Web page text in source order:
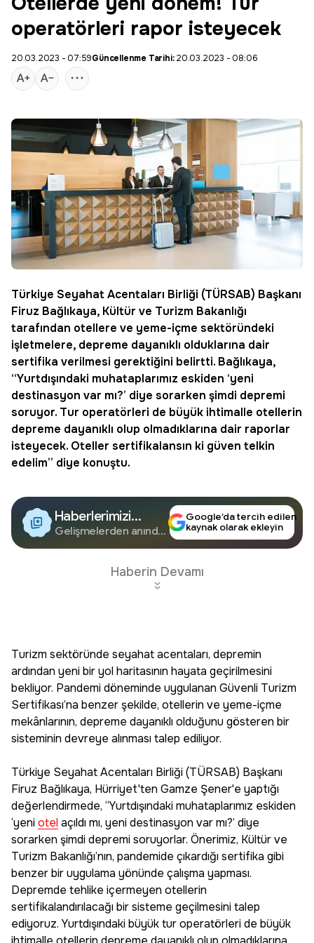
operatörleri rapor isteyecek
20.03.2023 - 07:59Güncellenme Tarihi:20.03.2023 - 08:06
Türkiye Seyahat Acentaları Birliği (TÜRSAB) Başkanı
Firuz Bağlıkaya, Kültür ve Turizm Bakanlığı
tarafından otellere ve yeme-içme sektöründeki
işletmelere, depreme dayanıklı olduklarına dair
sertifika verilmesi gerektiğini belirtti. Bağlıkaya,
“Yurtdışındaki muhataplarımız eskiden ‘yeni
destinasyon var mı?’ diye sorarken şimdi depremi
soruyor. Tur operatörleri de büyük ihtimalle otellerin
depreme dayanıklı olup olmadıklarına dair raporlar
isteyecek. Oteller sertifikalansın ki güven telkin
edelim” diye konuştu.
Haberlerimizi
Google'da Takip
Edin
Gelişmelerden anında
Google’da tercih edilen
kaynak olarak ekleyin
Haberin Devamı
Turizm sektöründe seyahat acentaları, depremin
ardından yeni bir yol haritasının hayata geçirilmesini
bekliyor. Pandemi döneminde uygulanan Güvenli Turizm
Sertifikası’na benzer şekilde, otellerin ve yeme-içme
mekânlarının, depreme dayanıklı olduğunu gösteren bir
sisteminin devreye alınması talep ediliyor.
Türkiye Seyahat Acentaları Birliği (TÜRSAB) Başkanı
Firuz Bağlıkaya, Hürriyet'ten Gamze Şener'e yaptığı
değerlendirmede, “Yurtdışındaki muhataplarımız eskiden
‘yeniotelaçıldı mı, yeni destinasyon var mı?’ diye
sorarken şimdi depremi soruyorlar. Önerimiz, Kültür ve
Turizm Bakanlığı’nın, pandemide çıkardığı sertifika gibi
benzer bir uygulama yönünde çalışma yapması.
Depremde tehlike içermeyen otellerin
sertifikalandırılacağı bir sisteme geçilmesini talep
ediyoruz. Yurtdışındaki büyük tur operatörleri de büyük